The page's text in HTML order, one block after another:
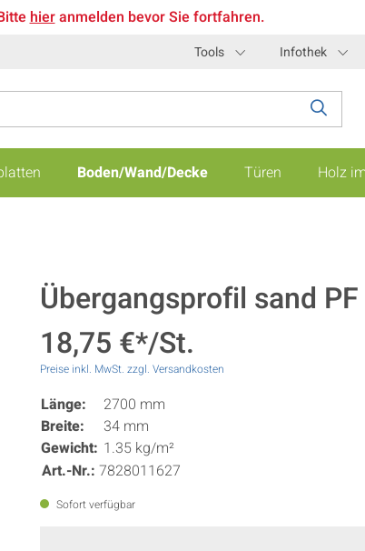
hieranmelden bevor Sie fortfahren.
Tools Infothek
Boden/Wand/Decke Türen Holz
Übergangsprofil sand
18,75 €*/St.
Preise inkl. MwSt. zzgl. Versandkosten
Länge:
2700 mm
Breite:
34 mm
Gewicht: 1.35 kg/m²
Art.-Nr.: 7828011627
Sofort verfügbar